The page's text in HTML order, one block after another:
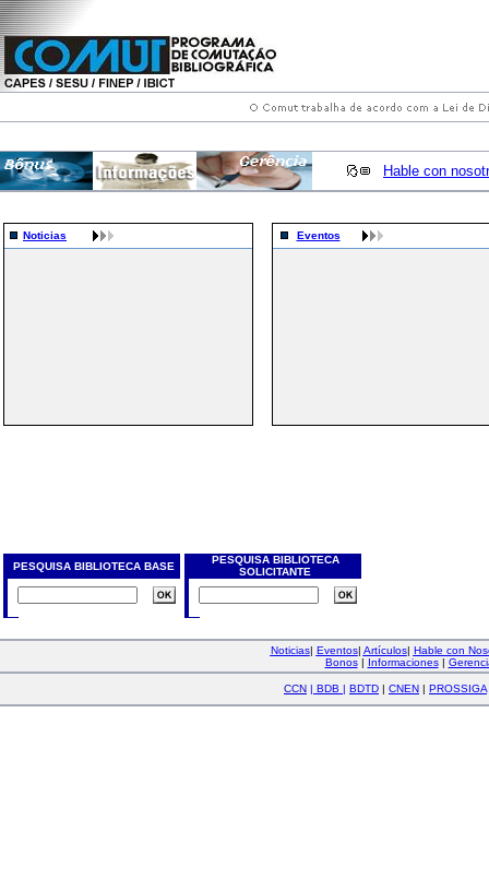
Hable con
Noticias Eventos
PESQUISA BIBLIOTECA BASE
PESQUISA BIBLIOTECA
SOLICITANTE
Noticias| Eventos| Artículos| Hable con
Bonos| Informaciones|
CCN | BDB | BDTD | CNEN | PROSSIGA